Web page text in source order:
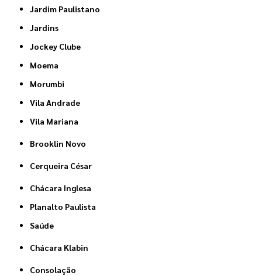
Jardim Paulistano
Jardins
Jockey Clube
Moema
Morumbi
Vila Andrade
Vila Mariana
Brooklin Novo
Cerqueira César
Chácara Inglesa
Planalto Paulista
Saúde
Chácara Klabin
Consolação